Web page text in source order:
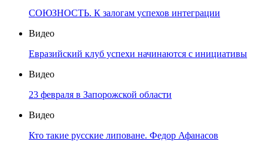
СОЮЗНОСТЬ. К залогам успехов интеграции
Видео
Евразийский клуб успехи начинаются с инициативы
Видео
23 февраля в Запорожской области
Видео
Кто такие русские липоване. Федор Афанасов